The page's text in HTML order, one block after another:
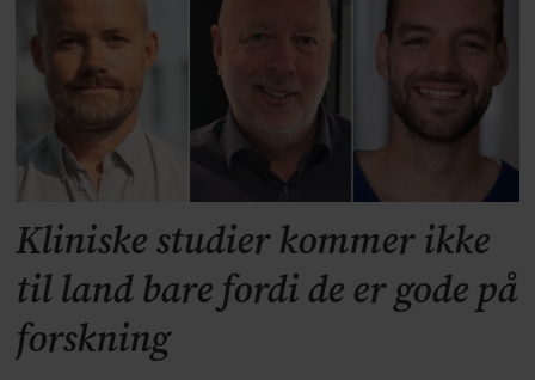
Kliniske studier kommer ikke
til land bare fordi de er gode på
forskning